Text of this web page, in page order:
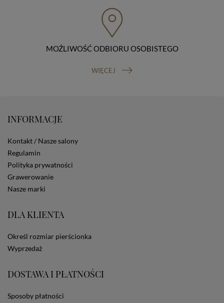
organu nadzorczego (Prezesa Urzędu Ochrony Danych
Osobowych, ul. Stawki 2, 00-193 Warszawa) oraz
prawo do cofnięcia zgody na przetwarzanie danych
osobowych (masz prawo cofnięcia zgody na
przetwarzanie danych w dowolnym momencie;
przetwarzania, którego dokonano na podstawie Twojej
zgody przed jej cofnięciem). W celu wykonania swoich
nie podasz danych, nie będziesz mógł przeglądać
zawartości naszej strony
Zautomatyzowane podejmowanie decyzji
Na stronie Sklepu są wykorzystywane pliki cookies.
Stosowane są one w celach zapewnienia maksymalnej
wygody wszystkich użytkowników (w tym Kupujących)
przy korzystaniu ze Sklepu (zapamiętywanie
preferencji i ustawień na stronie, zbieranie
anonimowych danych dla celów reklamowych i
portale społecznościowe, np. Facebook). Korzystanie
dotyczących cookies oznacza, że będą one
zamieszczane w urządzeniu końcowym każdego
użytkownika. Jeżeli użytkownik nie wyraża zgody na
ustawienia swojej przeglądarki.
informacji o plikach cookies.
MOŹLIWOŚĆ ODBIORU OSOBISTEGO
WIĘCEJ
INFORMACJE
Kontakt / Nasze salony
Regulamin
Polityka prywatności
Grawerowanie
Nasze marki
DLA KLIENTA
Określ rozmiar pierścionka
Wyprzedaż
DOSTAWA I PŁATNOŚCI
Sposoby płatności